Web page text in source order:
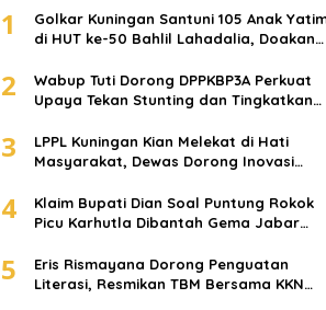
Rismayana Dorong
Golkar
1
Golkar Kuningan Santuni 105 Anak
di HUT ke-50 Bahlil Lahadalia, Doakan
2
Wabup Tuti Dorong DPPKBP3A Perkuat
Upaya Tekan Stunting dan Tingkatkan
3
LPPL Kuningan Kian Melekat di Hati
Masyarakat, Dewas Dorong Inovasi
4
Klaim Bupati Dian Soal Puntung Rokok
Picu Karhutla Dibantah Gema Jabar
5
Eris Rismayana Dorong Penguatan
Literasi, Resmikan TBM Bersama KKN